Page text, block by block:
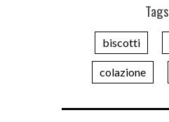
Tags
biscotti
colazione